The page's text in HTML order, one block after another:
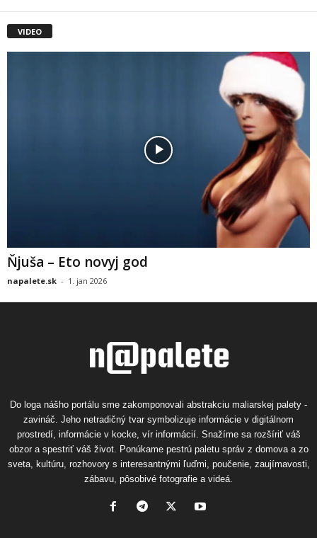
VIDEO
Ňjuša – Eto novyj god
napalete.sk - 1. jan 2026
Do loga nášho portálu sme zakomponovali abstrakciu maliarskej palety -
zavináč. Jeho netradičný tvar symbolizuje informácie v digitálnom
prostredí, informácie v kocke, vír informácií. Snažíme sa rozšíriť váš
obzor a spestriť váš život. Ponúkame pestrú paletu správ z domova a zo
sveta, kultúru, rozhovory s interesantnými ľuďmi, poučenie, zaujímavosti,
zábavu, pôsobivé fotografie a videá.